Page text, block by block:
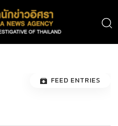
FEED ENTRIES